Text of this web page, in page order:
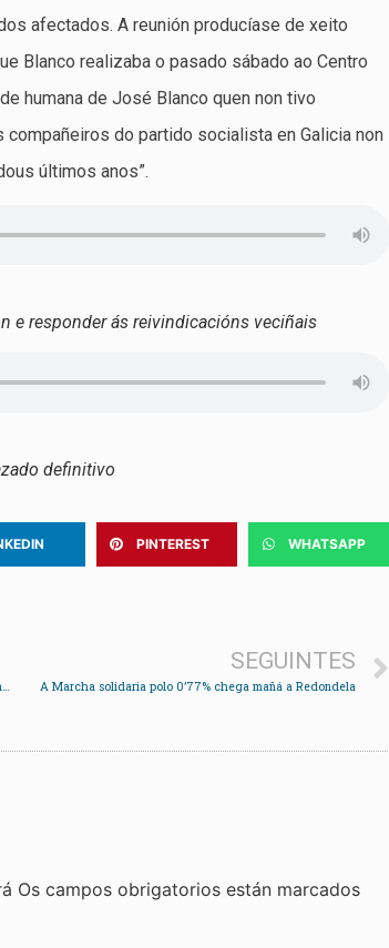
afectados. A reunión producíase de xeito
Blanco realizaba o pasado sábado ao Centro
humana de José Blanco quen non tivo
do partido socialista en Galicia non
últimos anos”.
e responder ás reivindicacións veciñais
definitivo
PINTEREST WHATSAPP
A Orquestra de Saxos leva a Holanda a música de Reveriano Soutullo e Víctor Ureña
SEGUINTES
A Marcha solidaria polo 0’77% chega mañá a Redondela
Os campos obrigatorios están marcados